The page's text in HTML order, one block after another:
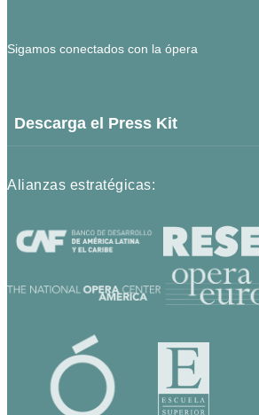
Sigamos conectados con la ópera
Descarga el Press Kit
Alianzas estratégicas: